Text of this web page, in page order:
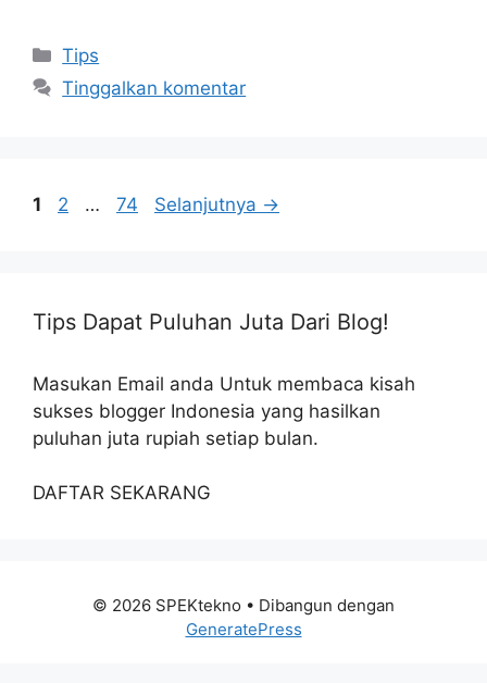
Kategori
Tips
Tinggalkan komentar
Halaman
1 Halaman
2 … Halaman
74 Selanjutnya →
Tips Dapat Puluhan Juta Dari Blog!
Masukan Email anda Untuk membaca kisah
sukses blogger Indonesia yang hasilkan
puluhan juta rupiah setiap bulan.
DAFTAR SEKARANG
© 2026 SPEKtekno • Dibangun dengan
GeneratePress